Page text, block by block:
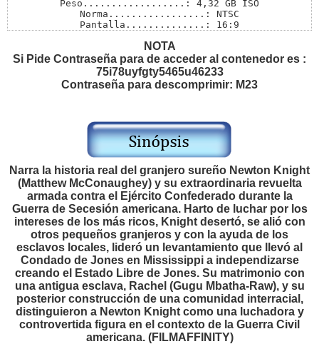
Peso..................: 4,32 GB ISO
Norma.................: NTSC
Pantalla..............: 16:9
Subtítulos............: Ingles / Español Latino/
Menú..................: SI
Extras................: Si
Pass..................: M23
NOTA
Si Pide Contraseña para de acceder al contenedor es :
75i78uyfgty5465u46233
Contraseña para descomprimir: M23
Narra la historia real del granjero sureño Newton Knight
(Matthew McConaughey) y su extraordinaria revuelta
armada contra el Ejército Confederado durante la
Guerra de Secesión americana. Harto de luchar por los
intereses de los más ricos, Knight desertó, se alió con
otros pequeños granjeros y con la ayuda de los
esclavos locales, lideró un levantamiento que llevó al
Condado de Jones en Mississippi a independizarse
creando el Estado Libre de Jones. Su matrimonio con
una antigua esclava, Rachel (Gugu Mbatha-Raw), y su
posterior construcción de una comunidad interracial,
distinguieron a Newton Knight como una luchadora y
controvertida figura en el contexto de la Guerra Civil
americana. (FILMAFFINITY)